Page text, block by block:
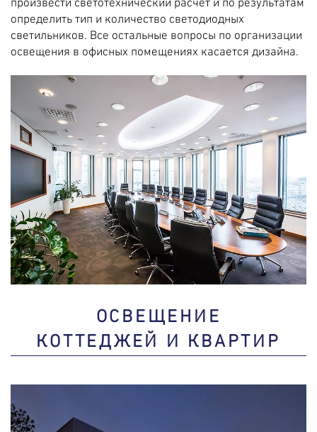
произвести светотехнический расчет и по результатам
определить тип и количество светодиодных
светильников. Все остальные вопросы по организации
освещения в офисных помещениях касается дизайна.
ОСВЕЩЕНИЕ
КОТТЕДЖЕЙ И КВАРТИР